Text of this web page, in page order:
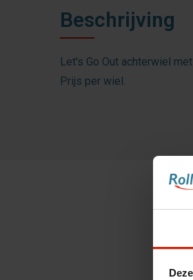
Beschrijving
Let's Go Out achterwiel
Prijs per wiel.